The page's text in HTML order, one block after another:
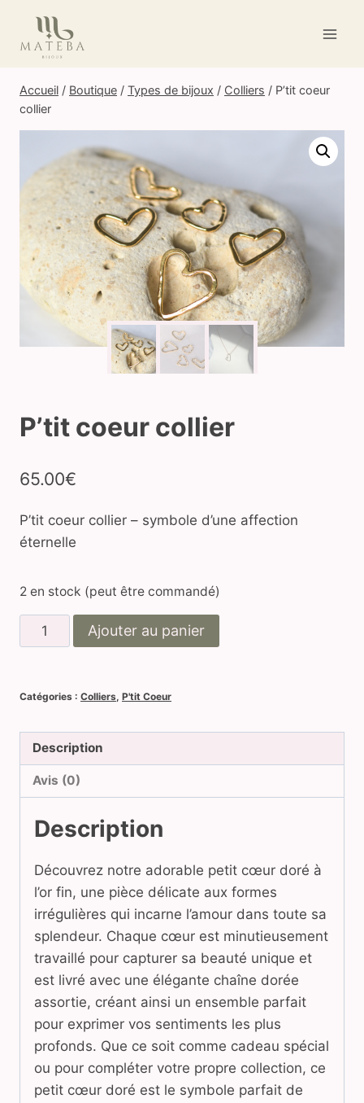
contenu
Accueil / Boutique / Types de bijoux / Colliers / P’tit coeur
collier
P’tit coeur collier
65.00€
P’tit coeur collier – symbole d’une affection
éternelle
2 en stock (peut être commandé)
quantité
de
coeur
Ajouter au panier
Catégories : Colliers, P'tit Coeur
Description
Avis (0)
Description
Découvrez notre adorable petit cœur doré à
l’or fin, une pièce délicate aux formes
irrégulières qui incarne l’amour dans toute sa
splendeur. Chaque cœur est minutieusement
travaillé pour capturer sa beauté unique et
est livré avec une élégante chaîne dorée
assortie, créant ainsi un ensemble parfait
pour exprimer vos sentiments les plus
profonds. Que ce soit comme cadeau spécial
ou pour compléter votre propre collection, ce
petit cœur doré est le symbole parfait de